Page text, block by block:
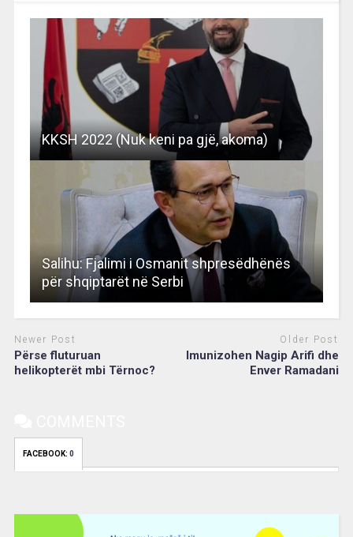
KKSH 2022 (Nuk keni pa gjë, akoma)
Salihu: Fjalimi i Osmanit shpresëdhënës
për shqiptarët në Serbi
Newer Post
Përse fluturuan
helikopterët mbi Tërnoc?
Older Post
Imunizohen Nagip Arifi dhe
Enver Ramadani
FACEBOOK: 0